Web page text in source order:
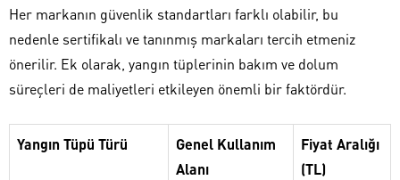
Her markanın güvenlik standartları farklı olabilir, bu
nedenle sertifikalı ve tanınmış markaları tercih etmeniz
önerilir. Ek olarak, yangın tüplerinin bakım ve dolum
süreçleri de maliyetleri etkileyen önemli bir faktördür.
Yangın Tüpü Türü
Genel Kullanım
Alanı
Fiyat Aralığı
(TL)